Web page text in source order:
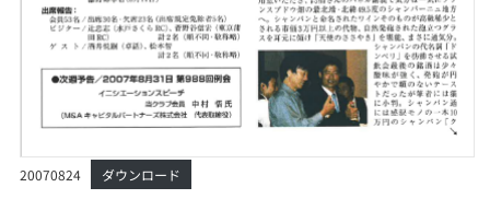
20070824 ダウンロード